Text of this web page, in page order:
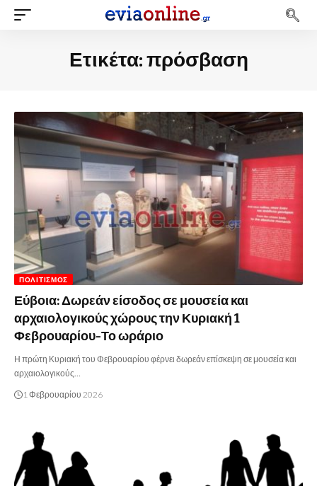
Ετικέτα:πρόσβαση
ΠΟΛΙΤΙΣΜΌΣ
Εύβοια: Δωρεάν είσοδος σε μουσεία και
αρχαιολογικούς χώρους την Κυριακή 1
Φεβρουαρίου-Το ωράριο
Η πρώτη Κυριακή του Φεβρουαρίου φέρνει δωρεάν επίσκεψη σε μουσεία και
αρχαιολογικούς…
1 Φεβρουαρίου 2026